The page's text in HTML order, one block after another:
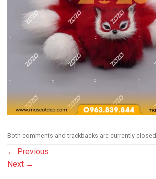
Both comments and trackbacks are currently closed.
← Previous
Next →